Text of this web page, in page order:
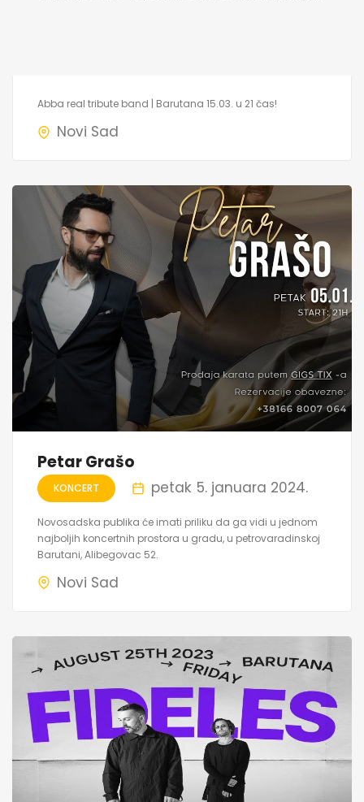
Abba real tribute band | Barutana 15.03. u 21 čas!
Novi Sad
Petar Grašo
KONCERT petak 5. januara 2024.
Novosadska publika će imati priliku da ga vidi u jednom
najboljih koncertnih prostora u gradu, u petrovaradinskoj
Barutani, Alibegovac 52.
Novi Sad